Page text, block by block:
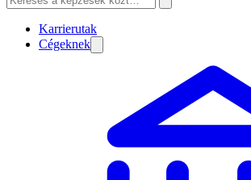
Karrierutak
Cégeknek